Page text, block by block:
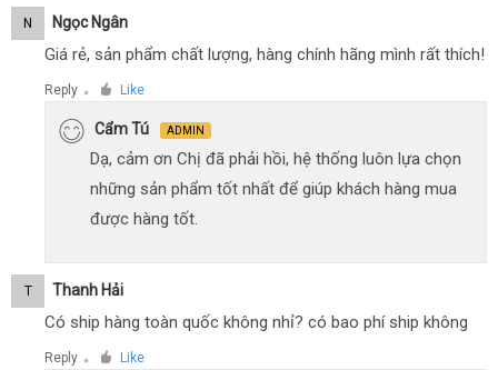
N Ngọc Ngân
Giá rẻ, sản phẩm chất lượng, hàng chính hãng mình rất thích!
Reply ● Like
Cẩm Tú ADMIN
Dạ, cảm ơn Chị đã phải hồi, hệ thống luôn lựa chọn
những sản phẩm tốt nhất để giúp khách hàng mua
được hàng tốt.
T Thanh Hải
Có ship hàng toàn quốc không nhỉ? có bao phí ship không
Reply ● Like